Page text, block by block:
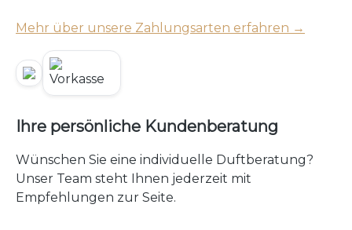
Mehr über unsere Zahlungsarten erfahren →
Ihre persönliche Kundenberatung
Wünschen Sie eine individuelle Duftberatung?
Unser Team steht Ihnen jederzeit mit
Empfehlungen zur Seite.